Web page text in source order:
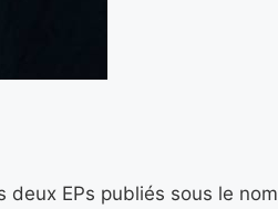
deux EPs publiés sous le nom